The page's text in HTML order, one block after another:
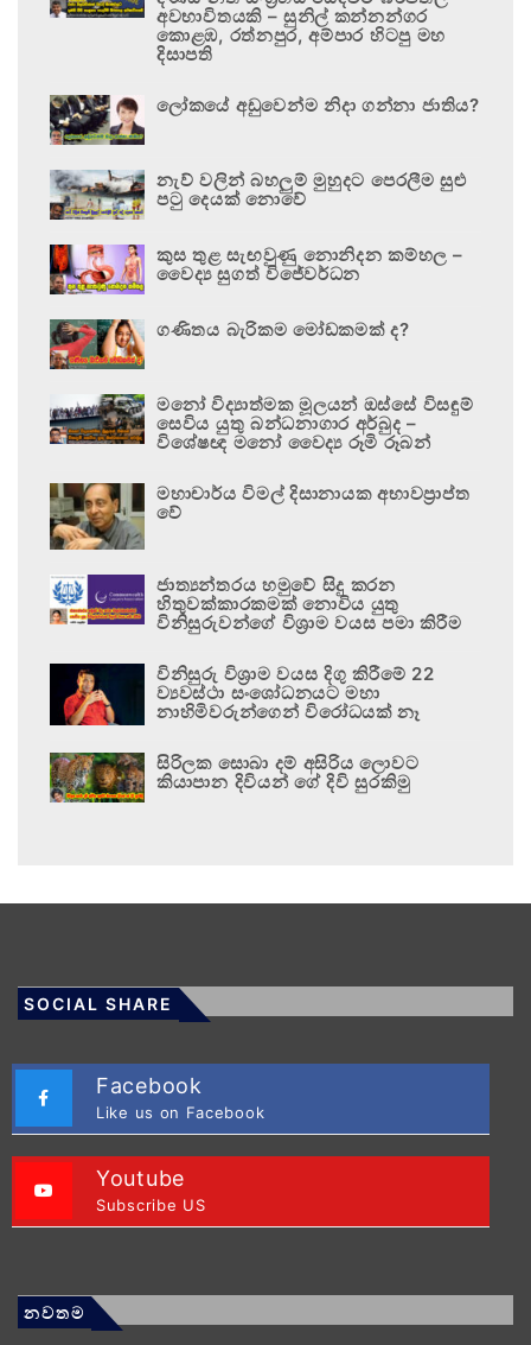
අවභාවිතයකි – සුනිල් කන්නන්ගර
කොළඹ, රත්නපුර, අම්පාර හිටපු මහ
දිසාපති
ලෝකයේ අඩුවෙන්ම නිදා ගන්නා ජාතිය?
නැව් වලින් බහලුම් මුහුදට පෙරලීම සුළු
පටු දෙයක් නොවේ
කුස තුළ සැඟවුණු නොනිදන කම්හල –
වෛද්‍ය සුගත් විජේවර්ධන
ගණිතය බැරිකම මෝඩකමක් ද?
මනෝ විද්‍යාත්මක මූලයන් ඔස්සේ විසඳුම්
සෙවිය යුතු බන්ධනාගාර අර්බුද –
විශේෂඥ මනෝ වෛද්‍ය රූමි රූබන්
මහාචාර්ය විමල් දිසානායක අභාවප්‍රාප්ත
වේ
ජාත්‍යන්තරය හමුවේ සිදු කරන
හිතුවක්කාරකමක් නොවිය යුතු
විනිසුරුවන්ගේ විශ්‍රාම වයස පමා කිරීම
විනිසුරු විශ්‍රාම වයස දිගු කිරීමේ 22
ව්‍යවස්ථා සංශෝධනයට මහා
නාහිමිවරුන්ගෙන් විරෝධයක් නෑ
සිරිලක සොබා දම් අසිරිය ලොවට
කියාපාන දිවියන් ගේ දිවි සුරකිමු
SOCIAL SHARE
Facebook
Like us on Facebook
Youtube
Subscribe US
නවතම